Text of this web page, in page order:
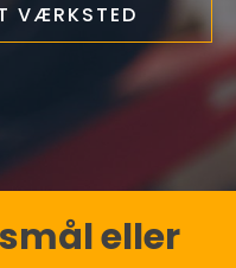
VÆRKSTED
eller